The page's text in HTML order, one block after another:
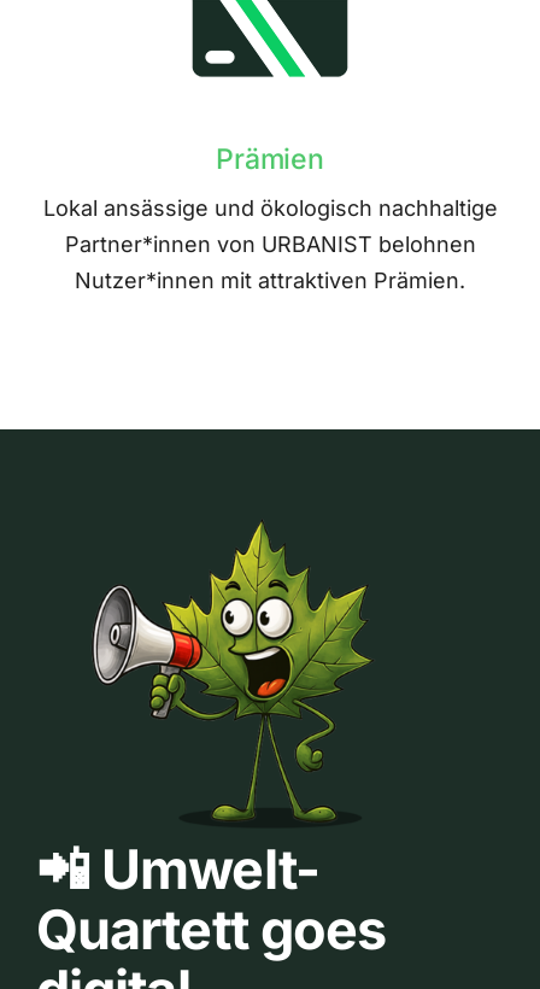
Prämien
Lokal ansässige und ökologisch nachhaltige
Partner*innen von URBANIST belohnen
Nutzer*innen mit attraktiven Prämien.
📲 Umwelt-
Quartett goes